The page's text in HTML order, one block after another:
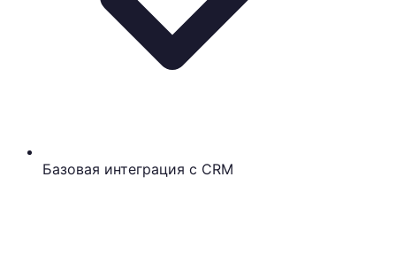
Базовая интеграция с CRM